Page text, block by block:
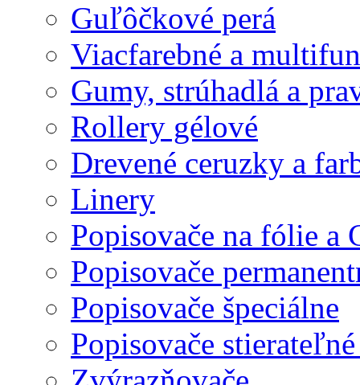
Guľôčkové perá
Viacfarebné a
Gumy, strúhadlá a
Rollery gélové
Drevené ceruzky a
Linery
Popisovače na fólie a
Popisovače
Popisovače špeciálne
Popisovače